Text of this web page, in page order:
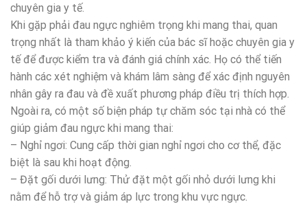
chuyên gia y tế.
Khi gặp phải đau ngực nghiêm trọng khi mang thai, quan
trọng nhất là tham khảo ý kiến của bác sĩ hoặc chuyên gia y
tế để được kiểm tra và đánh giá chính xác. Họ có thể tiến
hành các xét nghiệm và khám lâm sàng để xác định nguyên
nhân gây ra đau và đề xuất phương pháp điều trị thích hợp.
Ngoài ra, có một số biện pháp tự chăm sóc tại nhà có thể
giúp giảm đau ngực khi mang thai:
– Nghỉ ngơi: Cung cấp thời gian nghỉ ngơi cho cơ thể, đặc
biệt là sau khi hoạt động.
– Đặt gối dưới lưng: Thử đặt một gối nhỏ dưới lưng khi
nằm để hỗ trợ và giảm áp lực trong khu vực ngực.